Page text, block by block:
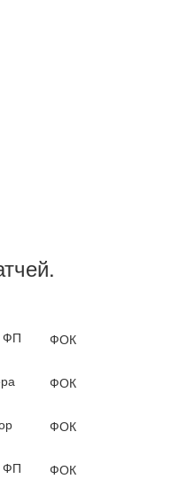
.
ФОК
ФОК
ФОК
ФОК